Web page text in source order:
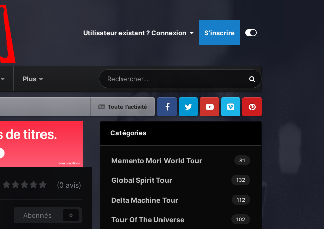
Utilisateur existant ? Connexion S’inscrire
Plus
Toute l’activité
FacebookTwitter Youtube Vimeo Pinterest
(0 avis)
Abonnés 0
Catégories
81
Memento Mori World Tour
132
Global Spirit Tour
112
Delta Machine Tour
102
Tour Of The Universe